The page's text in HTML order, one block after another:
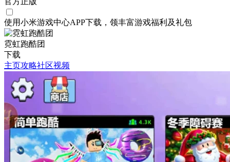
使用小米游戏中心APP下载 ，领丰富游戏福利 及礼包
霓虹跑酷团
下载
主页攻略社区视频